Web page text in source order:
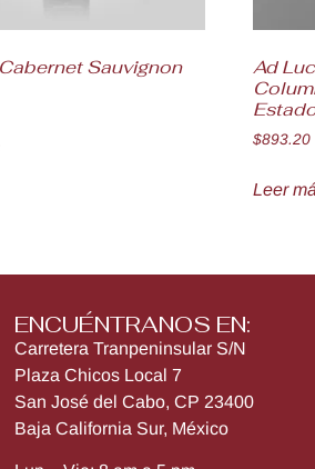
Sauvignon
Ad
$893.20
Leer
ENCUÉNTRANOS EN:
Carretera Tranpeninsular S/N
Plaza Chicos Local 7
San José del Cabo, CP 23400
Baja California Sur, México